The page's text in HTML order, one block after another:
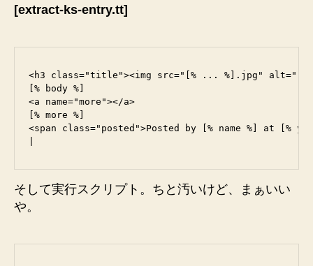
[extract-ks-entry.tt]
<h3 class="title"><img src="[% ... %].jpg" alt="[%
[% body %]
<a name="more"></a>
[% more %]
<span class="posted">Posted by [% name %] at [%
そして実行スクリプト。ちと汚いけど、まぁいい
や。